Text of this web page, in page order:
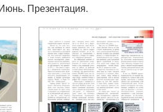
Презентация.